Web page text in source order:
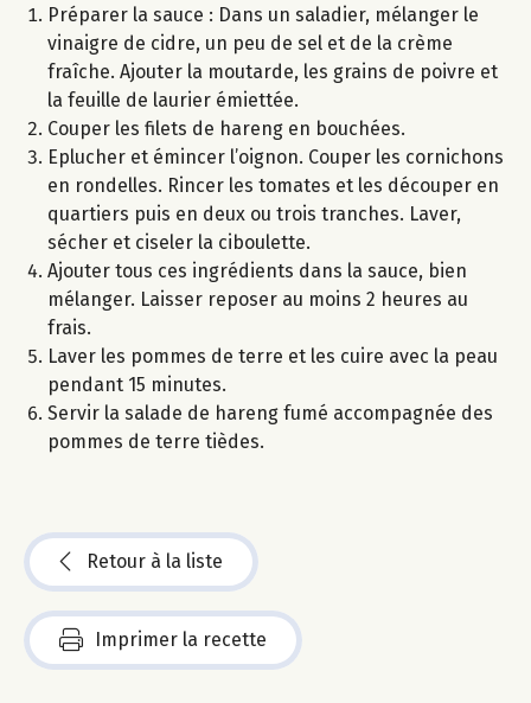
Préparer la sauce : Dans un saladier, mélanger le
vinaigre de cidre, un peu de sel et de la crème
fraîche. Ajouter la moutarde, les grains de poivre et
la feuille de laurier émiettée.
Couper les filets de hareng en bouchées.
Eplucher et émincer l’oignon. Couper les cornichons
en rondelles. Rincer les tomates et les découper en
quartiers puis en deux ou trois tranches. Laver,
sécher et ciseler la ciboulette.
Ajouter tous ces ingrédients dans la sauce, bien
mélanger. Laisser reposer au moins 2 heures au
frais.
Laver les pommes de terre et les cuire avec la peau
pendant 15 minutes.
Servir la salade de hareng fumé accompagnée des
pommes de terre tièdes.
Retour à la liste
Imprimer la recette